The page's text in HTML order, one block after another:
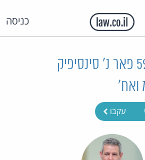
כניסה
ת"ק 59616-05-21 פאר נ' סינסיפיק
ואח'
עקבו